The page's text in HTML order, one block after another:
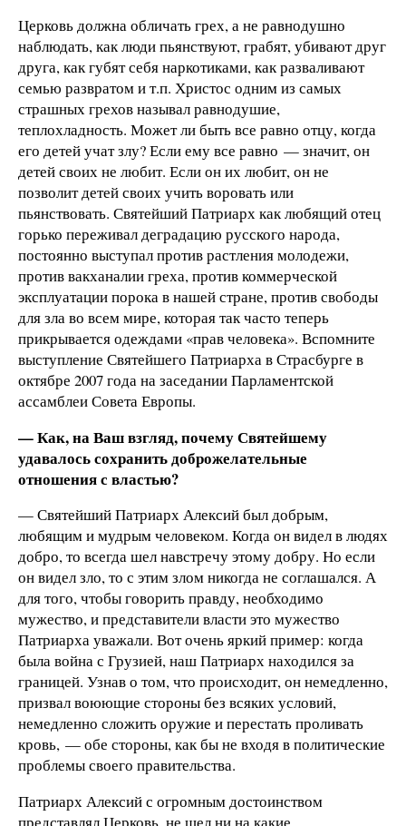
Церковь должна обличать грех, а не равнодушно
наблюдать, как люди пьянствуют, грабят, убивают друг
друга, как губят себя наркотиками, как разваливают
семью развратом и т.п. Христос одним из самых
страшных грехов называл равнодушие,
теплохладность. Может ли быть все равно отцу, когда
его детей учат злу? Если ему все равно — значит, он
детей своих не любит. Если он их любит, он не
позволит детей своих учить воровать или
пьянствовать. Святейший Патриарх как любящий отец
горько переживал деградацию русского народа,
постоянно выступал против растления молодежи,
против вакханалии греха, против коммерческой
эксплуатации порока в нашей стране, против свободы
для зла во всем мире, которая так часто теперь
прикрывается одеждами «прав человека». Вспомните
выступление Святейшего Патриарха в Страсбурге в
октябре 2007 года на заседании Парламентской
ассамблеи Совета Европы.
— Как, на Ваш взгляд, почему Святейшему
удавалось сохранить доброжелательные
отношения с властью?
— Святейший Патриарх Алексий был добрым,
любящим и мудрым человеком. Когда он видел в людях
добро, то всегда шел навстречу этому добру. Но если
он видел зло, то с этим злом никогда не соглашался. А
для того, чтобы говорить правду, необходимо
мужество, и представители власти это мужество
Патриарха уважали. Вот очень яркий пример: когда
была война с Грузией, наш Патриарх находился за
границей. Узнав о том, что происходит, он немедленно,
призвал воюющие стороны без всяких условий,
немедленно сложить оружие и перестать проливать
кровь, — обе стороны, как бы не входя в политические
проблемы своего правительства.
Патриарх Алексий с огромным достоинством